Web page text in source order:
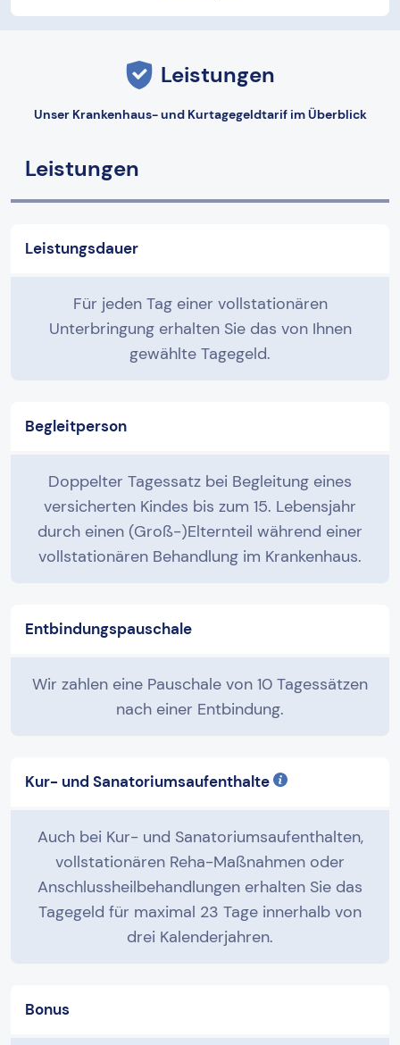
Leistungen
Unser Krankenhaus- und Kurtagegeldtarif im Überblick
Leistungen
Leistungsdauer
Für jeden Tag einer vollstationären
Unterbringung erhalten Sie das von Ihnen
gewählte Tagegeld.
Begleitperson
Doppelter Tagessatz bei Begleitung eines
versicherten Kindes bis zum 15. Lebensjahr
durch einen (Groß-)Elternteil während einer
vollstationären Behandlung im Krankenhaus.
Entbindungspauschale
Wir zahlen eine Pauschale von 10 Tagessätzen
nach einer Entbindung.
Kur- und Sanatoriumsaufenthalte
Auch bei Kur- und Sanatoriumsaufenthalten,
vollstationären Reha-Maßnahmen oder
Anschlussheilbehandlungen erhalten Sie das
Tagegeld für maximal 23 Tage innerhalb von
drei Kalenderjahren.
Bonus